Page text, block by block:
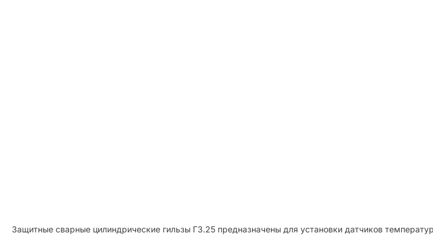
Защитные сварные цилиндрические гильзы ГЗ.25 предназначены для установки датчиков